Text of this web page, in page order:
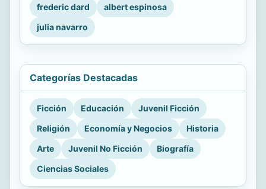
frederic dard
albert espinosa
julia navarro
Categorías Destacadas
Ficción Educación
Juvenil Ficción
Religión
Economía y Negocios
Historia
Arte
Juvenil No Ficción
Biografía
Ciencias Sociales